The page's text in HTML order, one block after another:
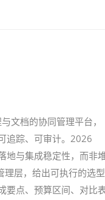
文档的协同管理平台，
追踪、可审计。2026
地与集成稳定性，而非
理层，给出可执行的选型
要点、预算区间、对比